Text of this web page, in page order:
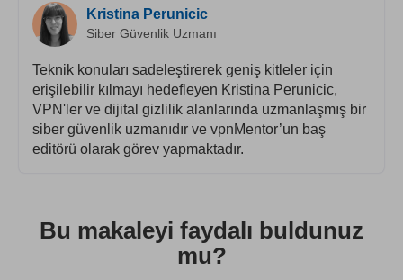
Kristina Perunicic
Siber Güvenlik Uzmanı
Teknik konuları sadeleştirerek geniş kitleler için
erişilebilir kılmayı hedefleyen Kristina Perunicic,
VPN'ler ve dijital gizlilik alanlarında uzmanlaşmış bir
siber güvenlik uzmanıdır ve vpnMentor’un baş
editörü olarak görev yapmaktadır.
Bu makaleyi faydalı buldunuz
mu?